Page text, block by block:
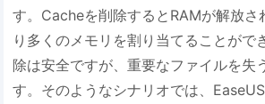
す。Cacheを削除するとRAMが解放さ
り多くのメモリを割り当てることがで
除は安全ですが、重要なファイルを失
す。そのようなシナリオでは、